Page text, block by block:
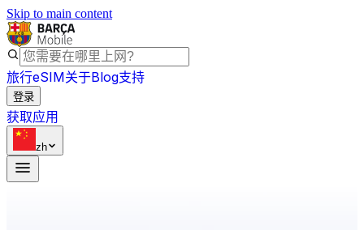
Skip to main content
旅行eSIM关于Blog支持
登录
获取应用
zh